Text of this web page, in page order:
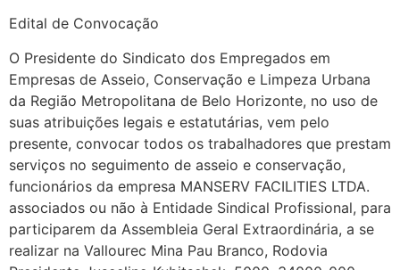
Edital de Convocação
O Presidente do Sindicato dos Empregados em
Empresas de Asseio, Conservação e Limpeza Urbana
da Região Metropolitana de Belo Horizonte, no uso de
suas atribuições legais e estatutárias, vem pelo
presente, convocar todos os trabalhadores que prestam
serviços no seguimento de asseio e conservação,
funcionários da empresa MANSERV FACILITIES LTDA.
associados ou não à Entidade Sindical Profissional, para
participarem da Assembleia Geral Extraordinária, a se
realizar na Vallourec Mina Pau Branco, Rodovia